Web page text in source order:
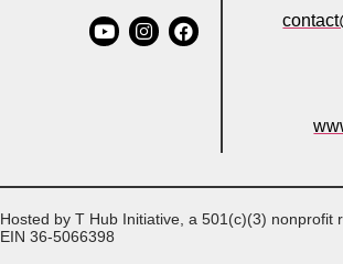
Hosted by T Hub Initiative, a 501(c)(3) nonprofit
EIN 36-5066398